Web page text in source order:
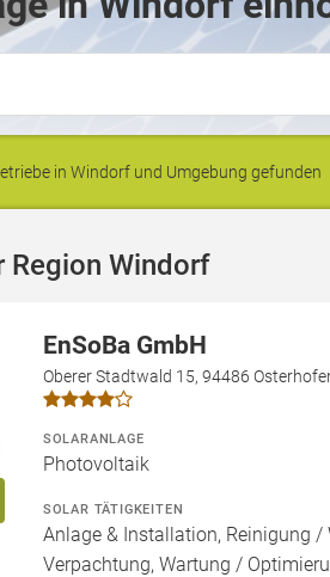
in Windorf und Umgebung gefunden
Region Windorf
EnSoBa GmbH
Oberer Stadtwald 15, 94486
SOLARANLAGE
Photovoltaik
SOLAR TÄTIGKEITEN
Anlage & Installation, Reinigung
Verpachtung, Wartung /